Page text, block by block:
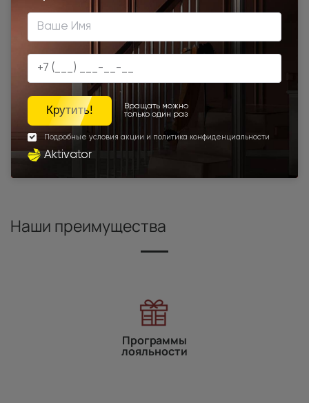
Двери модерн
Стильные современные межкомнатные двери
700x1900 900x2000 1000x2100 700x2200
Двери межкомнатные 1000х2000 мм
1200x2000 Шампань
Высота 190 Высота 195 Высота 205
Межкомнатные двери экошпон
Межкомнатные двери высотой 2000 мм
Для спальни
Наши преимущества
Программы
лояльности